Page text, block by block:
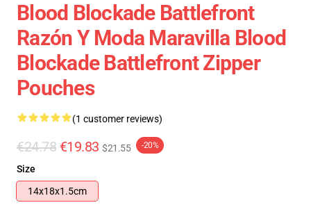
Blood Blockade Battlefront
Razón Y Moda Maravilla Blood
Blockade Battlefront Zipper
Pouches
(1 customer reviews)
€24.78 €19.83 $21.55 -20%
Size
14x18x1.5cm